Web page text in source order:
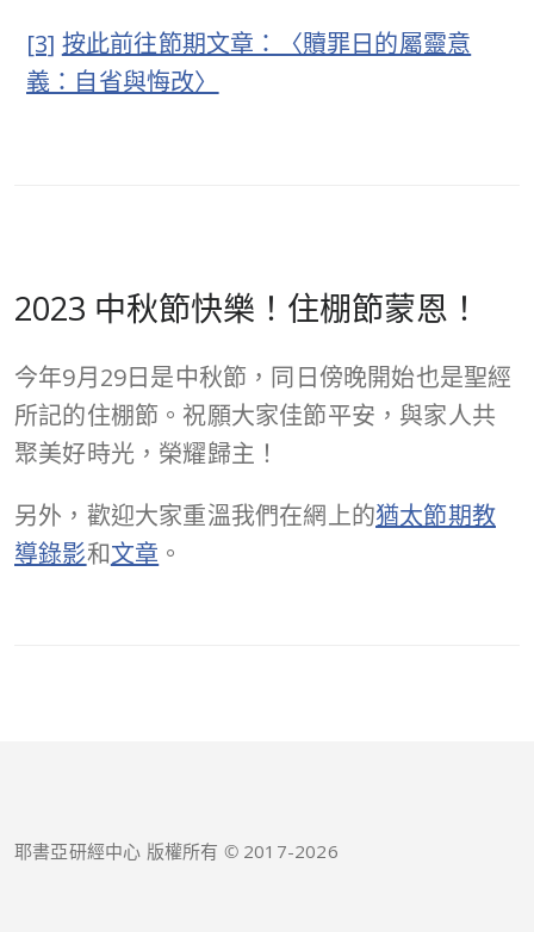
[3] 按此前往節期文章：〈贖罪日的屬靈意
義：自省與悔改〉
2023 中秋節快樂！住棚節蒙恩！
今年9月29日是中秋節，同日傍晚開始也是聖經
所記的住棚節。祝願大家佳節平安，與家人共
聚美好時光，榮耀歸主！
另外，歡迎大家重溫我們在網上的猶太節期教
導錄影和文章 。
耶書亞研經中心 版權所有 © 2017-2026